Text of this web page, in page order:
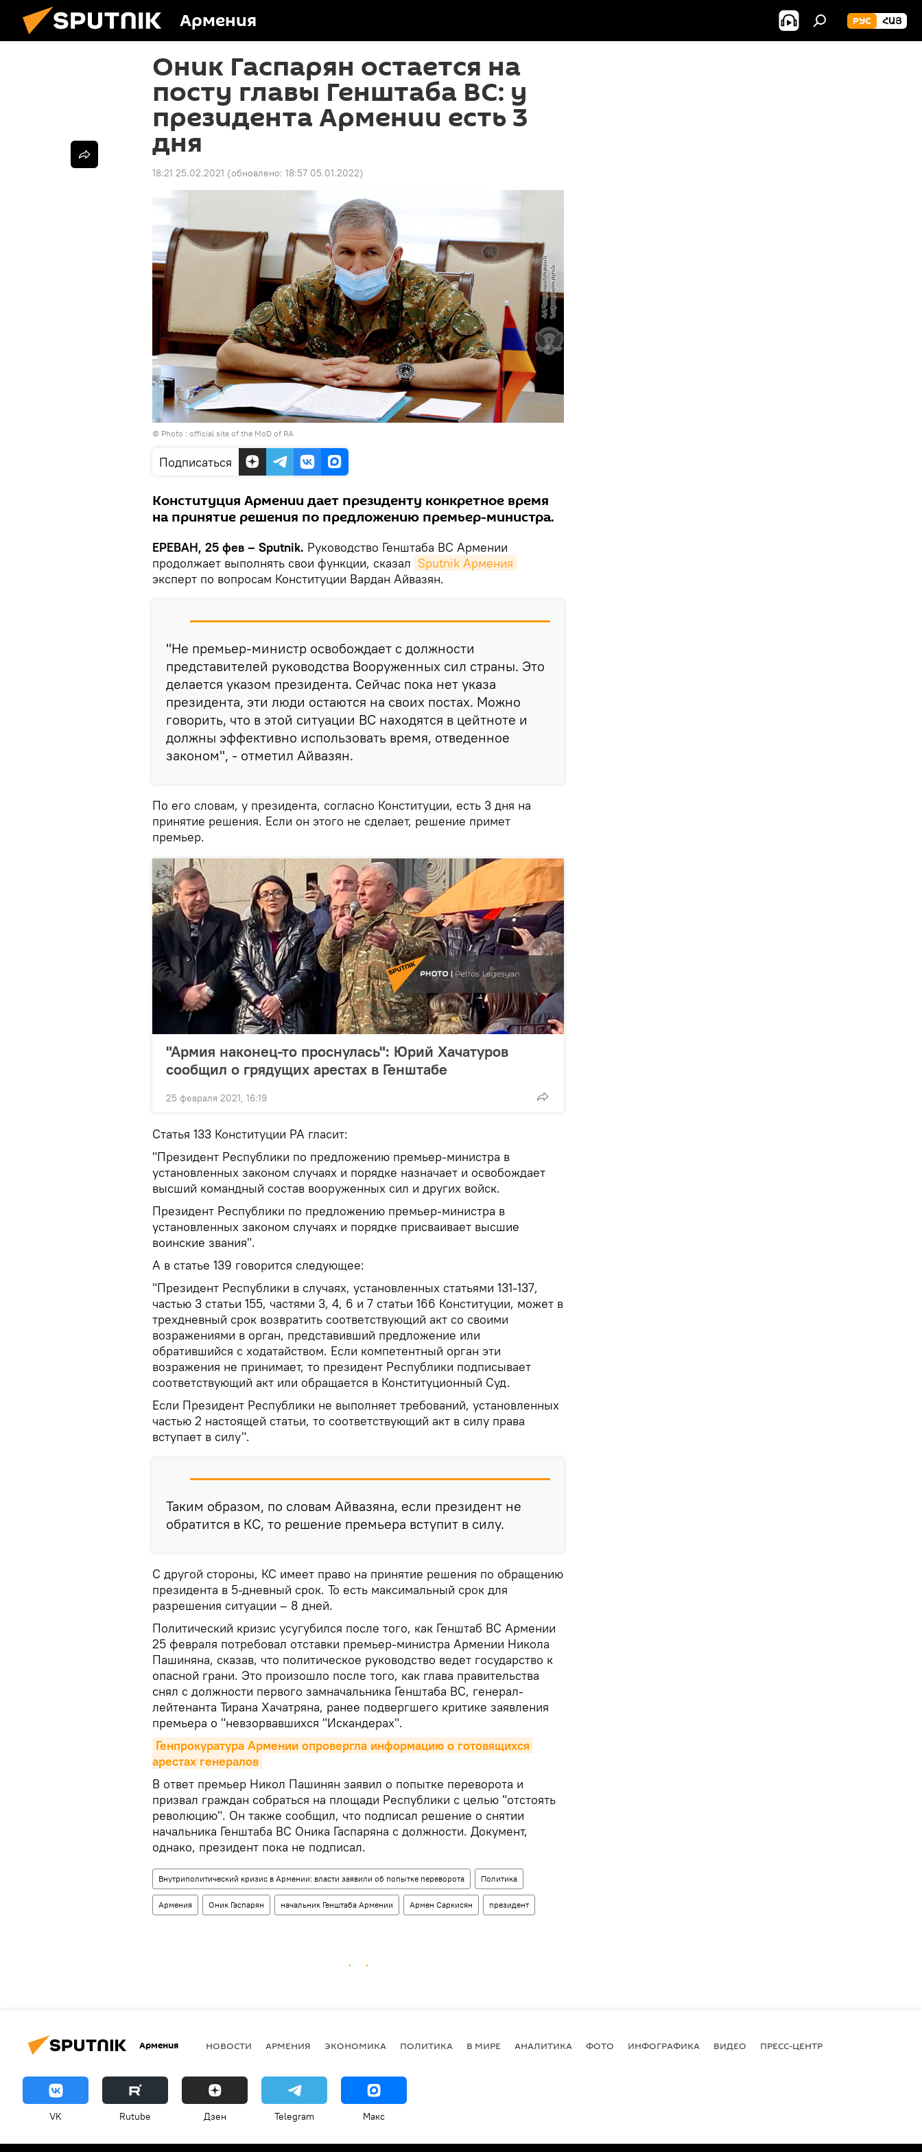
Армения РУС ՀԱՅ
Оник Гаспарян остается на
посту главы Генштаба ВС: у
президента Армении есть 3
дня
18:21 25.02.2021 (обновлено: 18:57 05.01.2022)
© Photo : official site of the MoD of RA
Подписаться
Конституция Армении дает президенту конкретное время
на принятие решения по предложению премьер-министра.
ЕРЕВАН, 25 фев – Sputnik. Руководство Генштаба ВС Армении
продолжает выполнять свои функции, сказал Sputnik Армения
эксперт по вопросам Конституции Вардан Айвазян.
"Не премьер-министр освобождает с должности
представителей руководства Вооруженных сил страны. Это
делается указом президента. Сейчас пока нет указа
президента, эти люди остаются на своих постах. Можно
говорить, что в этой ситуации ВС находятся в цейтноте и
должны эффективно использовать время, отведенное
законом", - отметил Айвазян.
По его словам, у президента, согласно Конституции, есть 3 дня на
принятие решения. Если он этого не сделает, решение примет
премьер.
"Армия наконец-то проснулась": Юрий Хачатуров
сообщил о грядущих арестах в Генштабе
25 февраля 2021, 16:19
Статья 133 Конституции РА гласит:
"Президент Республики по предложению премьер-министра в
установленных законом случаях и порядке назначает и освобождает
высший командный состав вооруженных сил и других войск.
Президент Республики по предложению премьер-министра в
установленных законом случаях и порядке присваивает высшие
воинские звания".
А в статье 139 говорится следующее:
"Президент Республики в случаях, установленных статьями 131-137,
частью 3 статьи 155, частями 3, 4, 6 и 7 статьи 166 Конституции, может в
трехдневный срок возвратить соответствующий акт со своими
возражениями в орган, представивший предложение или
обратившийся с ходатайством. Если компетентный орган эти
возражения не принимает, то президент Республики подписывает
соответствующий акт или обращается в Конституционный Суд.
Если Президент Республики не выполняет требований, установленных
частью 2 настоящей статьи, то соответствующий акт в силу права
вступает в силу".
Таким образом, по словам Айвазяна, если президент не
обратится в КС, то решение премьера вступит в силу.
С другой стороны, КС имеет право на принятие решения по обращению
президента в 5-дневный срок. То есть максимальный срок для
разрешения ситуации – 8 дней.
Политический кризис усугубился после того, как Генштаб ВС Армении
25 февраля потребовал отставки премьер-министра Армении Никола
Пашиняна, сказав, что политическое руководство ведет государство к
опасной грани. Это произошло после того, как глава правительства
снял с должности первого замначальника Генштаба ВС, генерал-
лейтенанта Тирана Хачатряна, ранее подвергшего критике заявления
премьера о "невзорвавшихся "Искандерах".
Генпрокуратура Армении опровергла информацию о готовящихся
арестах генералов
В ответ премьер Никол Пашинян заявил о попытке переворота и
призвал граждан собраться на площади Республики с целью "отстоять
революцию". Он также сообщил, что подписал решение о снятии
начальника Генштаба ВС Оника Гаспаряна с должности. Документ,
однако, президент пока не подписал.
Внутриполитический кризис в Армении: власти заявили об попытке переворота Политика
Армения Оник Гаспарян начальник Генштаба Армении Армен Саркисян президент
Армения НОВОСТИ АРМЕНИЯ ЭКОНОМИКА ПОЛИТИКА В МИРЕ АНАЛИТИКА ФОТО ИНФОГРАФИКА ВИДЕО ПРЕСС-ЦЕНТР
VK Rutube Дзен Telegram Макс